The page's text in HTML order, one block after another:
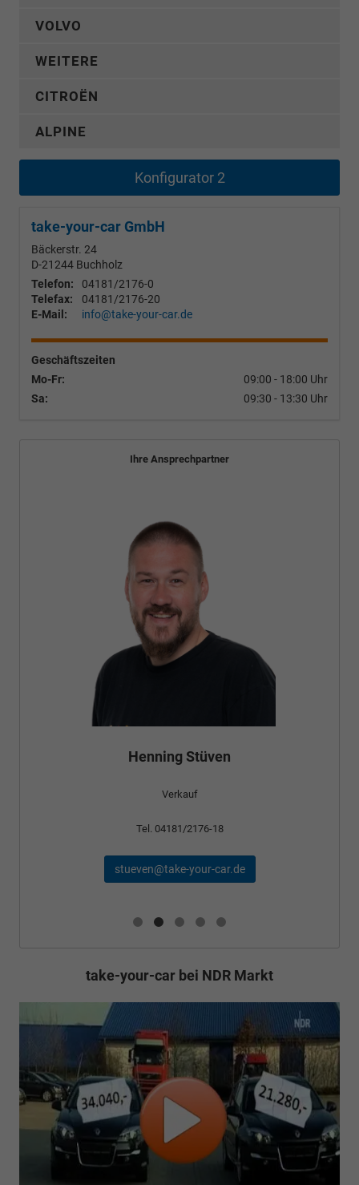
VOLVO
WEITERE
CITROËN
ALPINE
Konfigurator 2
take-your-car GmbH
Bäckerstr. 24
D-21244 Buchholz
Telefon:
04181/2176-0
Telefax:
04181/2176-20
E-Mail:
info@take-your-car.de
Geschäftszeiten
Mo-Fr:
09:00 - 18:00 Uhr
Sa:
09:30 - 13:30 Uhr
Ihre Ansprechpartner
Henning Stüven
Verkauf
Tel. 04181/2176-18
stueven@take-your-car.de
take-your-car bei NDR Markt